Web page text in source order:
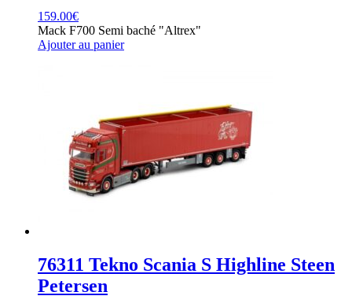
159.00€
Mack F700 Semi baché "Altrex"
Ajouter au panier
76311 Tekno Scania S Highline Steen
Petersen